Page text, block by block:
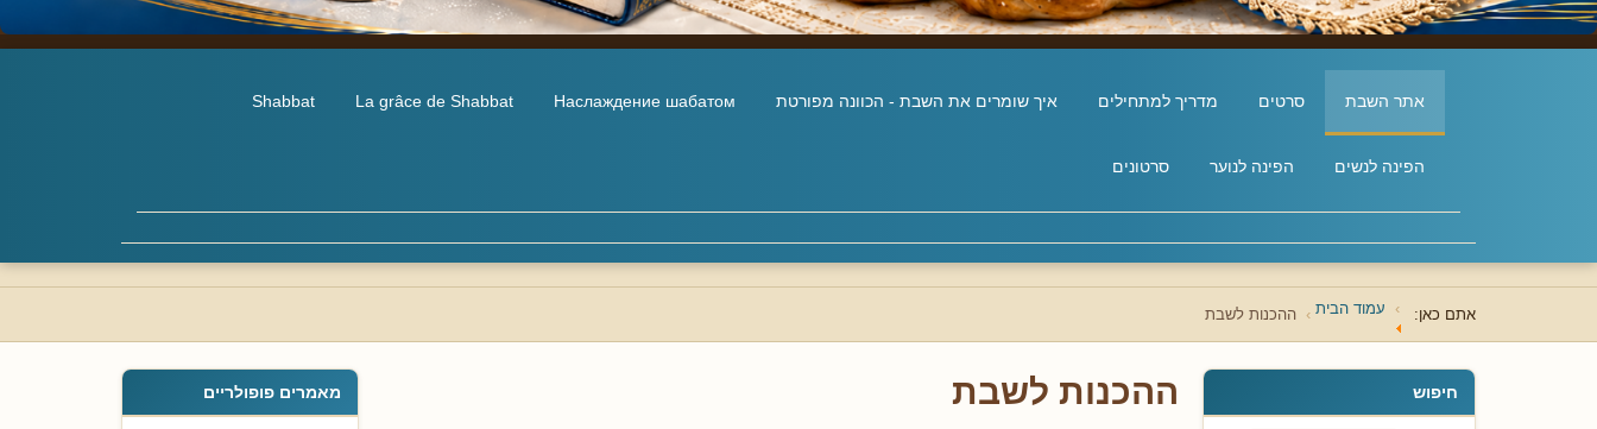
אתר השבת סרטים מדריך למתחילים איך שומרים את השבת - הכוונה מפורטת Наслаждение шабатом
La grâce de Shabbat
Shabbat
הפינה לנשים הפינה לנוער סרטונים
אתם כאן: עמוד הבית ההכנות לשבת
חיפוש ההכנות לשבת מאמרים פופולריים